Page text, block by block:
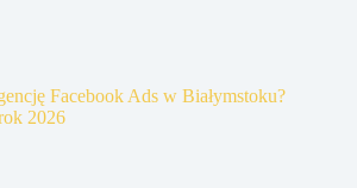
Facebook Ads w Białymstoku?
2026